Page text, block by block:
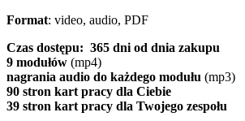
Format: video, audio, PDF
Czas dostępu: 365 dni od dnia zakupu
9 modułów (mp4)
nagrania audio do każdego modułu (mp3)
90 stron kart pracy dla Ciebie
39 stron kart pracy dla Twojego zespołu